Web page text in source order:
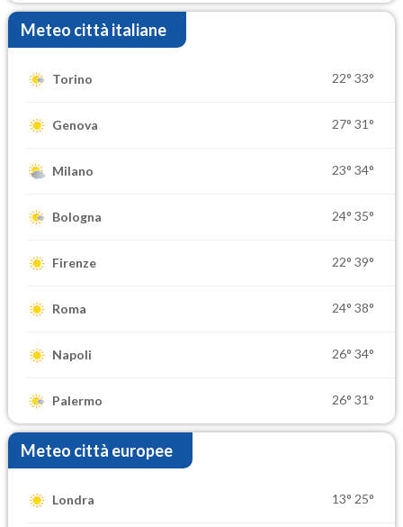
Meteo città italiane
Torino 22° 33°
Genova 27° 31°
Milano 23° 34°
Bologna 24° 35°
Firenze 22° 39°
Roma 24° 38°
Napoli 26° 34°
Palermo 26° 31°
Meteo città europee
Londra 13° 25°